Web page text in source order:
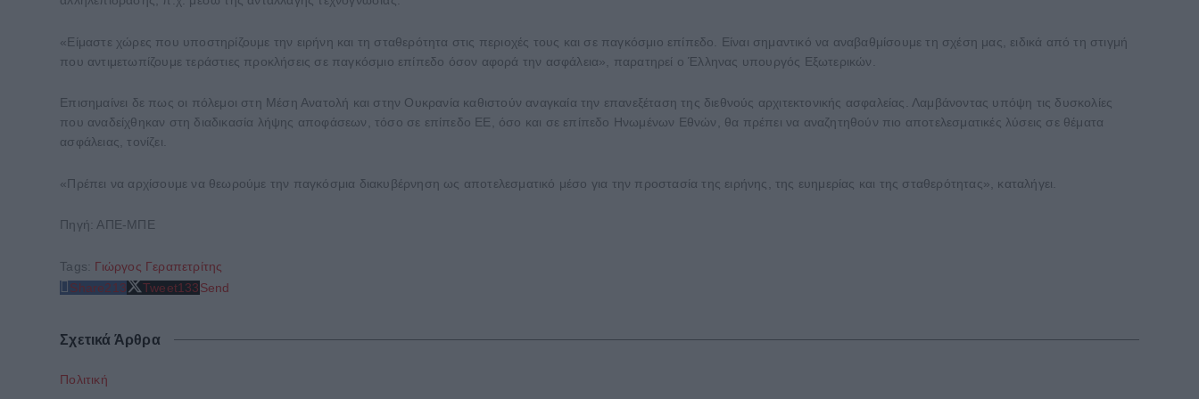
«Είμαστε χώρες που υποστηρίζουμε την ειρήνη και τη σταθερότητα στις περιοχές τους και σε παγκόσμιο επίπεδο. Είναι σημαντικό να αναβαθμίσουμε τη σχέση μας, ειδικά από τη στιγμή
που αντιμετωπίζουμε τεράστιες προκλήσεις σε παγκόσμιο επίπεδο όσον αφορά την ασφάλεια», παρατηρεί ο Έλληνας υπουργός Εξωτερικών.
Επισημαίνει δε πως οι πόλεμοι στη Μέση Ανατολή και στην Ουκρανία καθιστούν αναγκαία την επανεξέταση της διεθνούς αρχιτεκτονικής ασφαλείας. Λαμβάνοντας υπόψη τις δυσκολίες
που αναδείχθηκαν στη διαδικασία λήψης αποφάσεων, τόσο σε επίπεδο ΕΕ, όσο και σε επίπεδο Ηνωμένων Εθνών, θα πρέπει να αναζητηθούν πιο αποτελεσματικές λύσεις σε θέματα
ασφάλειας, τονίζει.
«Πρέπει να αρχίσουμε να θεωρούμε την παγκόσμια διακυβέρνηση ως αποτελεσματικό μέσο για την προστασία της ειρήνης, της ευημερίας και της σταθερότητας», καταλήγει.
Πηγή: ΑΠΕ-ΜΠΕ
Tags: Γιώργος Γεραπετρίτης
Share213 Tweet133Send
Σχετικά Άρθρα
Πολιτική